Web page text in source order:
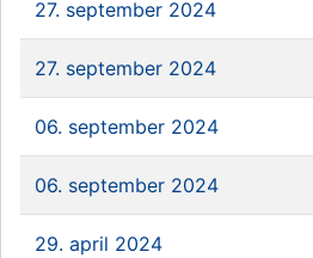
27. september 2024
27. september 2024
06. september 2024
06. september 2024
29. april 2024